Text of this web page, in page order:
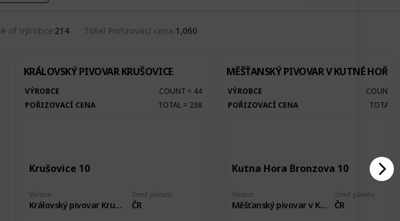
# of Výrobce 214 Total Pořizovací cena 1,060
KRÁLOVSKÝ PIVOVAR KRUŠOVICE
VÝROBCE COUNT = 44
POŘIZOVACÍ CENA
TOTAL = 238
Krušovice 10
Výrobce
Královský pivovar Krušovice
Země původu
ČR
MĚŠŤANSKÝ PIVOVAR V KUTNÉ HOŘE
VÝROBCE COUNT
POŘIZOVACÍ CENA
TOTAL
Kutna Hora Bronzova 10
Výrobce
Měšťanský pivovar v Kutné Hoře
Země původu
ČR